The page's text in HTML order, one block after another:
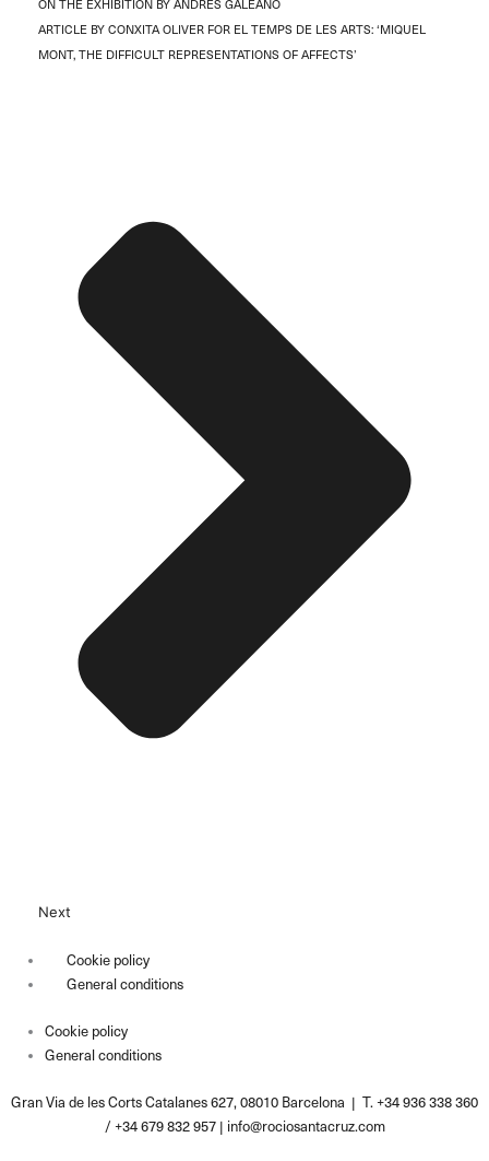
ON THE EXHIBITION BY ANDRÉS GALEANO
ARTICLE BY CONXITA OLIVER FOR EL TEMPS DE LES ARTS: ‘MIQUEL
MONT, THE DIFFICULT REPRESENTATIONS OF AFFECTS’
Next
Cookie policy
General conditions
Cookie policy
General conditions
Gran Via de les Corts Catalanes 627, 08010 Barcelona | T. +34 936 338 360
/ +34 679 832 957 | info@rociosantacruz.com